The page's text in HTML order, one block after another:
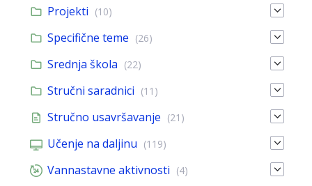
Projekti (10)
Specifične teme (26)
Srednja škola (22)
Stručni saradnici (11)
Stručno usavršavanje (21)
Učenje na daljinu (119)
Vannastavne aktivnosti (4)